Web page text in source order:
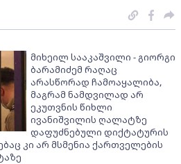
მიხეილ სააკაშვილი - გიორგი
ბარამიძემ რაღაც
არასწორად ჩამოაყალიბა,
მაგრამ ნამდვილად არ
ეკუთვნის წიხლი
ივანიშვილის ღალატზე
დაფუძნებული დიქტატურის
კი არ მსმენია ქართველების